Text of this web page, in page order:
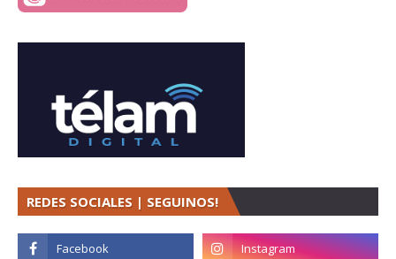
REDES SOCIALES | SEGUINOS!